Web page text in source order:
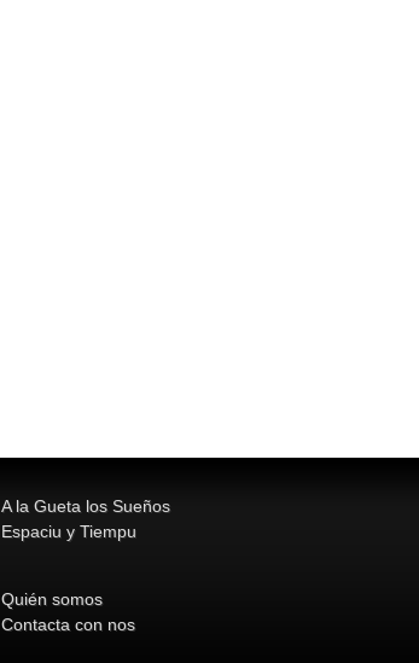
A la Gueta los Sueños
Espaciu y Tiempu
Quién somos
Contacta con nos